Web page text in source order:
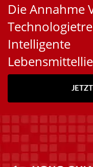
Die Annahme
Intelligente